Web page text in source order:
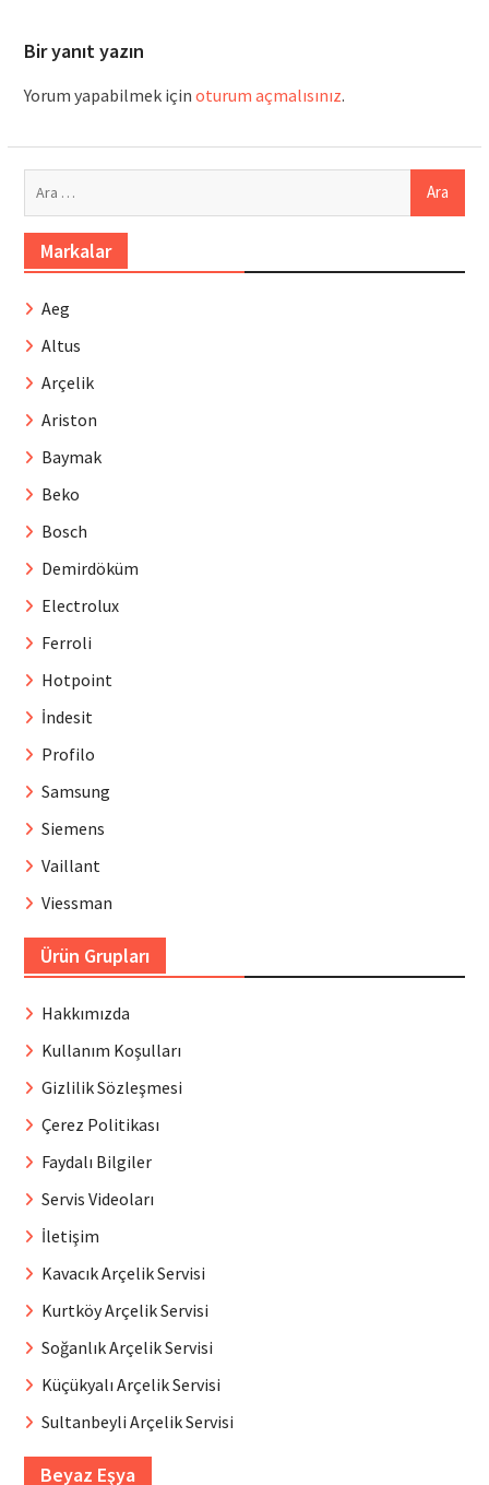
Bir yanıt yazın
Yorum yapabilmek için oturum açmalısınız.
Markalar
Aeg
Altus
Arçelik
Ariston
Baymak
Beko
Bosch
Demirdöküm
Electrolux
Ferroli
Hotpoint
İndesit
Profilo
Samsung
Siemens
Vaillant
Viessman
Ürün Grupları
Hakkımızda
Kullanım Koşulları
Gizlilik Sözleşmesi
Çerez Politikası
Faydalı Bilgiler
Servis Videoları
İletişim
Kavacık Arçelik Servisi
Kurtköy Arçelik Servisi
Soğanlık Arçelik Servisi
Küçükyalı Arçelik Servisi
Sultanbeyli Arçelik Servisi
Beyaz Eşya